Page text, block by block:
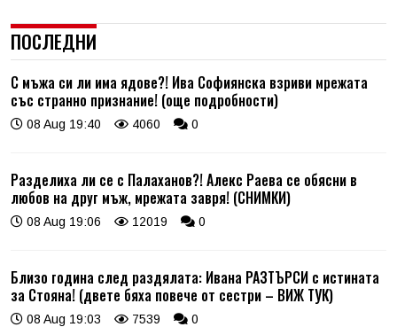
ПОСЛЕДНИ
С мъжа си ли има ядове?! Ива Софиянска взриви мрежата
със странно признание! (още подробности)
08 Aug 19:40 4060 0
Разделиха ли се с Палаханов?! Алекс Раева се обясни в
любов на друг мъж, мрежата завря! (СНИМКИ)
08 Aug 19:06 12019 0
Близо година след раздялата: Ивана РАЗТЪРСИ с истината
за Стояна! (двете бяха повече от сестри – ВИЖ ТУК)
08 Aug 19:03 7539 0